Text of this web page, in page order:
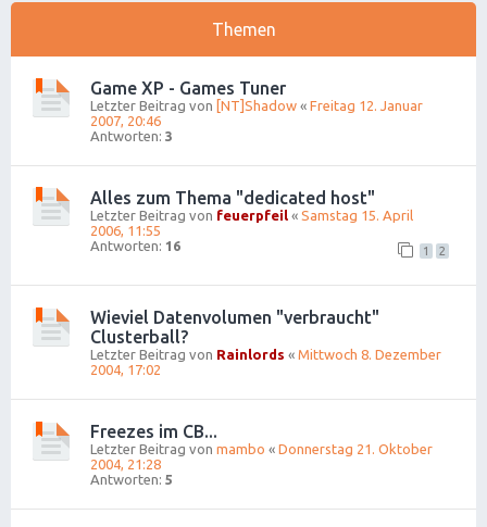
Themen
Game XP - Games Tuner
Letzter Beitrag von [NT]Shadow « Freitag 12. Januar
2007, 20:46
Antworten: 3
Alles zum Thema "dedicated host"
Letzter Beitrag von feuerpfeil « Samstag 15. April
2006, 11:55
Antworten: 16 1 2
Wieviel Datenvolumen "verbraucht"
Clusterball?
Letzter Beitrag von Rainlords « Mittwoch 8. Dezember
2004, 17:02
Freezes im CB...
Letzter Beitrag von mambo « Donnerstag 21. Oktober
2004, 21:28
Antworten: 5